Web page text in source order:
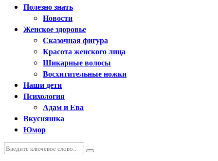
Полезно знать
Новости
Женское здоровье
Сказочная фигура
Красота женского лица
Шикарные волосы
Восхитительные ножки
Наши дети
Психология
Адам и Ева
Вкусняшка
Юмор
Искать:
Поиск